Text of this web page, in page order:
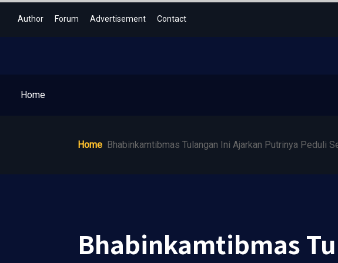
Author Forum Advertisement Contact
Home
Home Bhabinkamtibmas Tulangan Ini Ajarkan Putrinya Peduli
Bhabinkamtibmas